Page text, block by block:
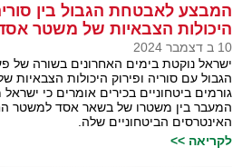
המבצע לאבטחת הגבול בין
היכולות הצבאיות של משטר
10 ב דצמבר 2024
ישראל נוקטת בימים האחרונים בשורה של
הגבול עם סוריה ופירוק היכולות
גורמים ביטחוניים בכירים אומרים כי
המעבר בין משטרו של בשאר אסד למשטר
האינטרסים הביטחוניים שלה.
לקריאה >>